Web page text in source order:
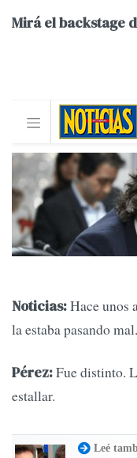
Mirá el backstage
Noticias:Hace unos
la estaba pasando mal.
Pérez:Fue distinto.
estallar.
Leé